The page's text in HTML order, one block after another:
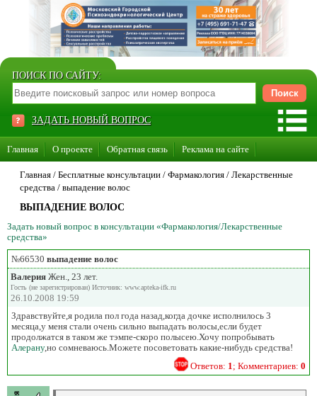
ПОИСК ПО САЙТУ:
ЗАДАТЬ НОВЫЙ ВОПРОС
Главная О проекте Обратная связь Реклама на сайте
Стать консультантом нашего сайта
Главная / Бесплатные консультации / Фармакология / Лекарственные
средства / выпадение волос
ВЫПАДЕНИЕ ВОЛОС
Задать новый вопрос в консультации «Фармакология/Лекарственные
средства»
№66530 выпадение волос
Валерия Жен., 23 лет.
Гость (не зарегистрирован) Источник: www.apteka-ifk.ru
26.10.2008 19:59
Здравствуйте,я родила пол года назад,когда дочке исполнилось 3
месяца,у меня стали очень сильно выпадать волосы,если будет
продолжатся в таком же тэмпе-скоро полысею.Хочу попробывать
Алерану,но сомневаюсь.Можете посоветовать какие-нибудь средства!
Ответов: 1 ; Комментариев: 0